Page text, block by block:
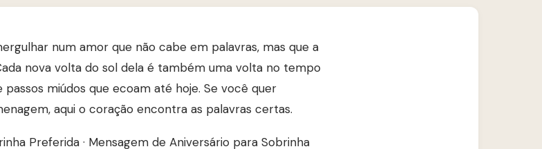
num amor que não cabe em palavras, mas que a
nova volta do sol dela é também uma volta no tempo
miúdos que ecoam até hoje. Se você quer
aqui o coração encontra as palavras certas.
Preferida · Mensagem de Aniversário para Sobrinha